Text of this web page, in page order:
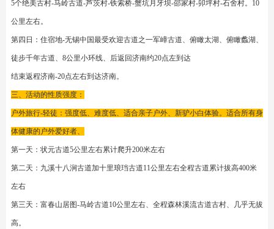
是位于桐庐县、千年古驿道，始建于元代，是古代金华府与严州府间的重要通
道 。古道以河卵石和青石板铺筑，沿途自然风光秀丽，人文底蕴深厚，被誉
为“全国最美森林古道”千年古道,用竹林、瀑布和青石板路串起5个绝美古村,基
本零爬升新手也能轻松走完全程。
全国最美森林古道”千年古道,用竹林、瀑布和青石板路串起5个绝美古村,基本
零爬升新手也能轻松走完全程。